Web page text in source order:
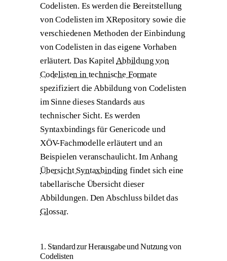
Codelisten. Es werden die Bereitstellung
von Codelisten im XRepository sowie die
verschiedenen Methoden der Einbindung
von Codelisten in das eigene Vorhaben
erläutert. Das KapitelAbbildung von
Codelisten in technische Formate
spezifiziert die Abbildung von Codelisten
im Sinne dieses Standards aus
technischer Sicht. Es werden
Syntaxbindings für Genericode und
XÖV-Fachmodelle erläutert und an
Beispielen veranschaulicht. Im Anhang
Übersicht Syntaxbinding findet sich eine
tabellarische Übersicht dieser
Abbildungen. Den Abschluss bildet das
Glossar.
1. Standard zur Herausgabe und Nutzung von
Codelisten